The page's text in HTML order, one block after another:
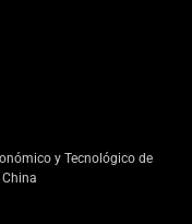
y Tecnológico de